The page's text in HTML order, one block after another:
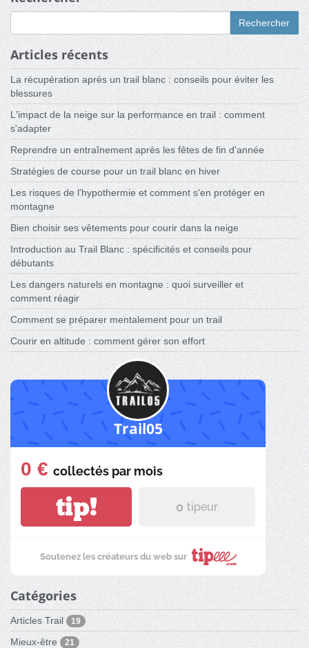
Rechercher
Articles récents
La récupération après un trail blanc : conseils pour éviter les
blessures
L'impact de la neige sur la performance en trail : comment
s'adapter
Reprendre un entraînement après les fêtes de fin d'année
Stratégies de course pour un trail blanc en hiver
Les risques de l'hypothermie et comment s'en protéger en
montagne
Bien choisir ses vêtements pour courir dans la neige
Introduction au Trail Blanc : spécificités et conseils pour
débutants
Les dangers naturels en montagne : quoi surveiller et
comment réagir
Comment se préparer mentalement pour un trail
Courir en altitude : comment gérer son effort
Trail05
0 € collectés par mois
tip! 0 tipeur
Soutenez les créateurs du web sur
Catégories
Articles Trail 19
Mieux-être 21